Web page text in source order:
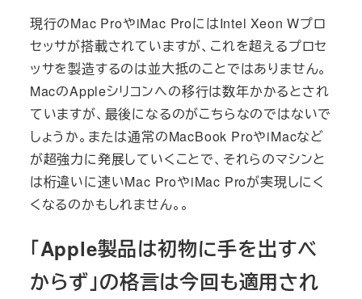
現行のMac ProやiMac ProにはIntel Xeon Wプロ
セッサが搭載されていますが、これを超えるプロセ
ッサを製造するのは並大抵のことではありません。
MacのAppleシリコンへの移行は数年かかるとされ
ていますが、最後になるのがこちらなのではないで
しょうか。または通常のMacBook ProやiMacなど
が超強力に発展していくことで、それらのマシンと
は桁違いに速いMac ProやiMac Proが実現しにく
くなるのかもしれません。。
「Apple製品は初物に手を出すべ
からず」の格言は今回も適用され